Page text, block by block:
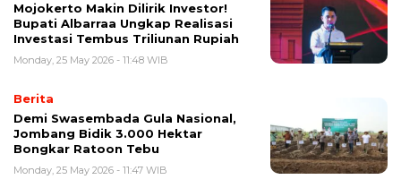
Mojokerto Makin Dilirik Investor!
Bupati Albarraa Ungkap Realisasi
Investasi Tembus Triliunan Rupiah
Monday, 25 May 2026 - 11:48 WIB
Berita
Demi Swasembada Gula Nasional,
Jombang Bidik 3.000 Hektar
Bongkar Ratoon Tebu
Monday, 25 May 2026 - 11:47 WIB